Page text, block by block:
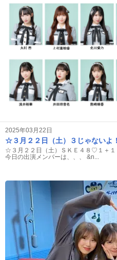
2025年03月22日
☆３月２２日（土）３じゃないよ
☆３月２２日（土）ＳＫＥ４８♡１＋
今日の出演メンバーは、、、 &n...